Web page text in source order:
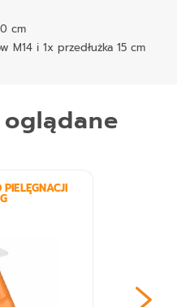
cm
M14 i 1x przedłużka 15 cm